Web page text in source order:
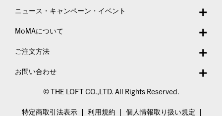
ニュース・キャンペーン・イベント
MoMAについて
ご注文方法
お問い合わせ
© THE LOFT CO.,LTD. All Rights Reserved.
特定商取引法表示 利用規約 個人情報取り扱い規定